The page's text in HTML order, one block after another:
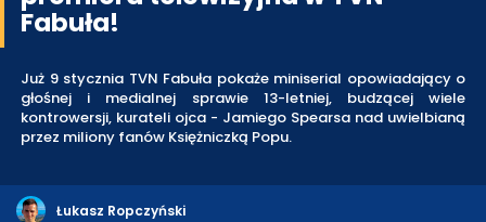
Fabuła!
Już 9 stycznia TVN Fabuła pokaże miniserial opowiadający o
głośnej i medialnej sprawie 13-letniej, budzącej wiele
kontrowersji, kurateli ojca - Jamiego Spearsa nad uwielbianą
przez miliony fanów Księżniczką Popu.
Łukasz Ropczyński